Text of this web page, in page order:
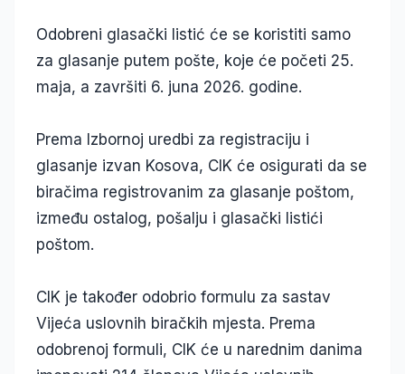
Odobreni glasački listić će se koristiti samo
za glasanje putem pošte, koje će početi 25.
maja, a završiti 6. juna 2026. godine.
Prema Izbornoj uredbi za registraciju i
glasanje izvan Kosova, CIK će osigurati da se
biračima registrovanim za glasanje poštom,
između ostalog, pošalju i glasački listići
poštom.
CIK je također odobrio formulu za sastav
Vijeća uslovnih biračkih mjesta. Prema
odobrenoj formuli, CIK će u narednim danima